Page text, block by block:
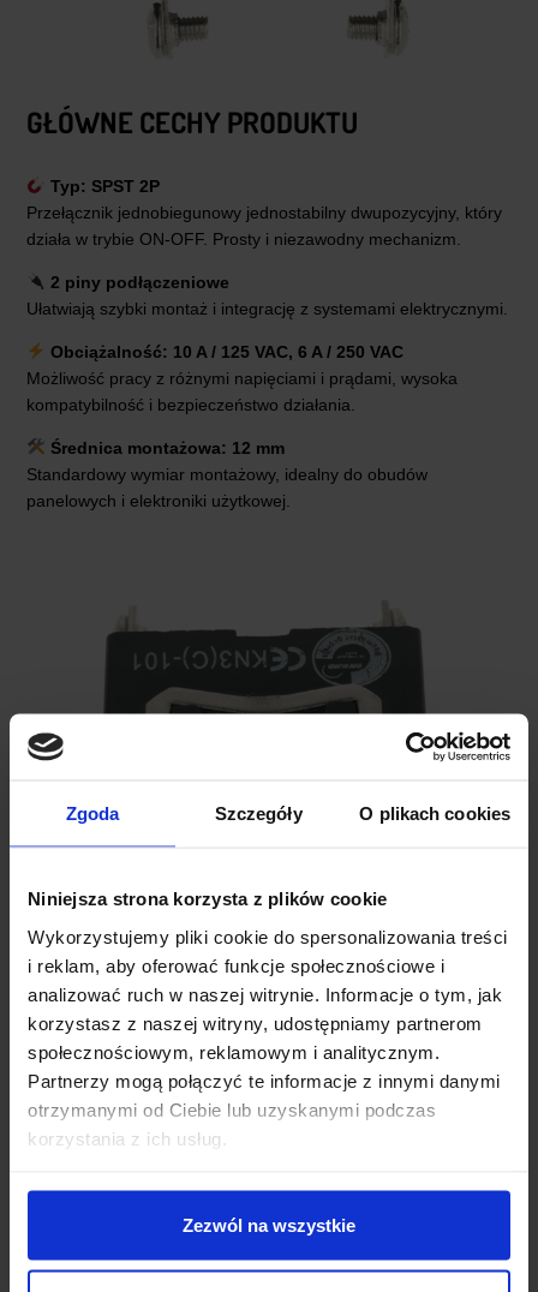
Zgoda Szczegóły O plikach cookies
Niniejsza strona korzysta z plików cookie
Wykorzystujemy pliki cookie do spersonalizowania treści
i reklam, aby oferować funkcje społecznościowe i
analizować ruch w naszej witrynie. Informacje o tym, jak
korzystasz z naszej witryny, udostępniamy partnerom
społecznościowym, reklamowym i analitycznym.
Partnerzy mogą połączyć te informacje z innymi danymi
otrzymanymi od Ciebie lub uzyskanymi podczas
korzystania z ich usług.
Zezwól na wszystkie
GŁÓWNE CECHY PRODUKTU
Typ: SPST 2P
Przełącznik jednobiegunowy jednostabilny dwupozycyjny, który
działa w trybie ON-OFF. Prosty i niezawodny mechanizm.
2 piny podłączeniowe
Ułatwiają szybki montaż i integrację z systemami elektrycznymi.
Obciążalność: 10 A / 125 VAC, 6 A / 250 VAC
Możliwość pracy z różnymi napięciami i prądami, wysoka
kompatybilność i bezpieczeństwo działania.
Średnica montażowa: 12 mm
Standardowy wymiar montażowy, idealny do obudów
panelowych i elektroniki użytkowej.
SPECYFIKACJA TECHNICZNA
Obciążalność:10 A przy 125 VAC / 6 A przy 250 VAC